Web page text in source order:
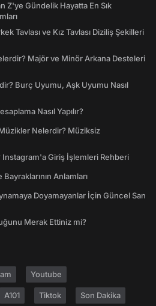
Z'ye Gündelik Hayatta En Sık
Tavlası ve Kız Tavlası Diziliş Şekilleri
Majör ve Minör Arkana Desteleri
Burç Uyumu, Aşk Uyumu Nasıl
Nasıl Yapılır?
Nelerdir? Müziksiz
Instagram'a Giriş İşlemleri Rehberi
Anlamları
Doyamayanlar İçin Güncel San
Merak Ettiniz mi?
Youtube
A101 Tiktok Son Dakika